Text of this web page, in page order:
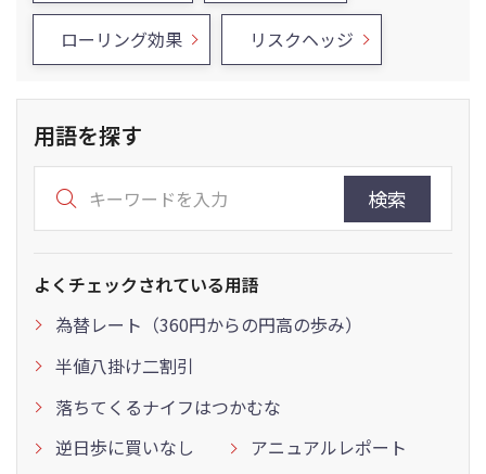
ローリング効果 リスクヘッジ
用語を探す
検索
よくチェックされている用語
為替レート（360円からの円高の歩み）
半値八掛け二割引
落ちてくるナイフはつかむな
逆日歩に買いなし
アニュアルレポート